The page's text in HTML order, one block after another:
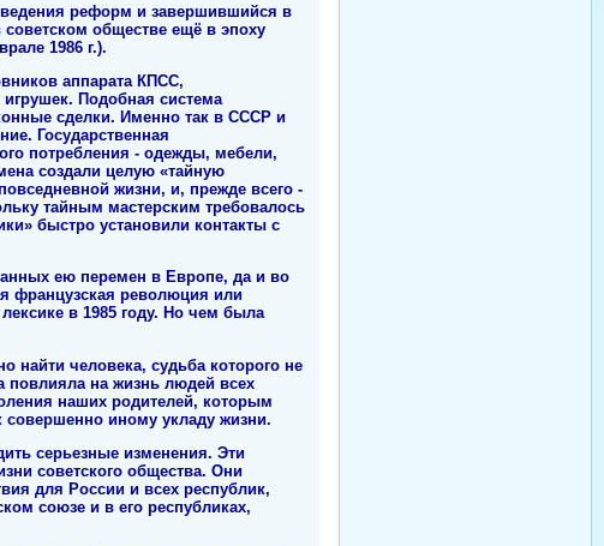
реформ и завершившийся в
обществе ещё в эпоху
1986 г.).
аппарата КПСС,
Подобная система
сделки. Именно так в СССР и
Государственная
потребления - одежды, мебели,
создали целую «тайную
жизни, и, прежде всего -
тайным мастерским требовалось
быстро установили контакты с
ею перемен в Европе, да и во
французская революция или
в 1985 году. Но чем была
найти человека, судьба которого не
на жизнь людей всех
наших родителей, которым
совершенно иному укладу жизни.
серьезные изменения. Эти
советского общества. Они
для России и всех республик,
союзе и в его республиках,